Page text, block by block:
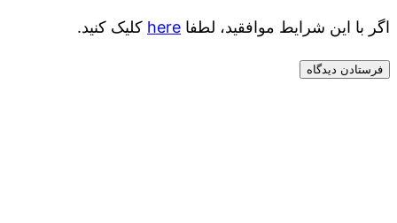
اگر با این شرایط موافقید، لطفا here کلیک کنید.